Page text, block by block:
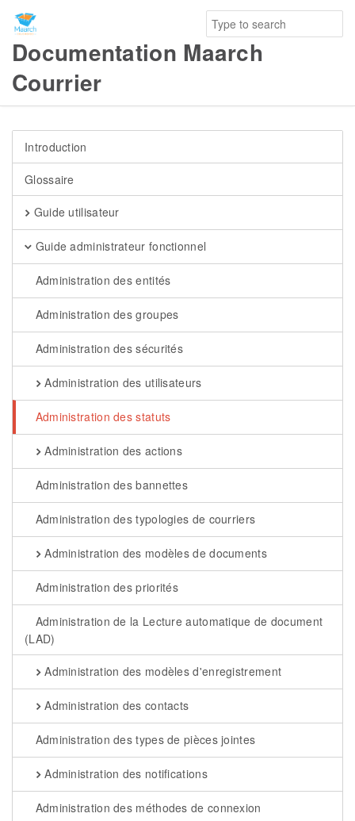
Documentation Maarch
Courrier
Introduction
Glossaire
Guide utilisateur
Guide administrateur fonctionnel
Administration des entités
Administration des groupes
Administration des sécurités
Administration des utilisateurs
Administration des statuts
Administration des actions
Administration des bannettes
Administration des typologies de courriers
Administration des modèles de documents
Administration des priorités
Administration de la Lecture automatique de document
(LAD)
Administration des modèles d'enregistrement
Administration des contacts
Administration des types de pièces jointes
Administration des notifications
Administration des méthodes de connexion